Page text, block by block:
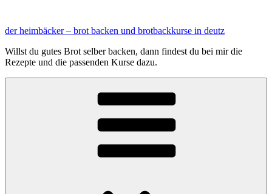
springen
der heimbäcker – brot backen und brotbackkurse in deutz
Willst du gutes Brot selber backen, dann findest du bei mir die
Rezepte und die passenden Kurse dazu.